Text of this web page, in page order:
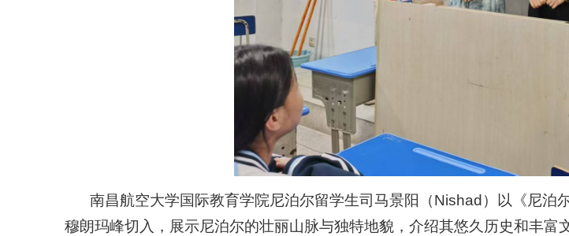
南昌航空大学国际教育学院尼泊尔留学生司马景阳（Nishad）以《尼
穆朗玛峰切入，展示尼泊尔的壮丽山脉与独特地貌，介绍其悠久历史和丰